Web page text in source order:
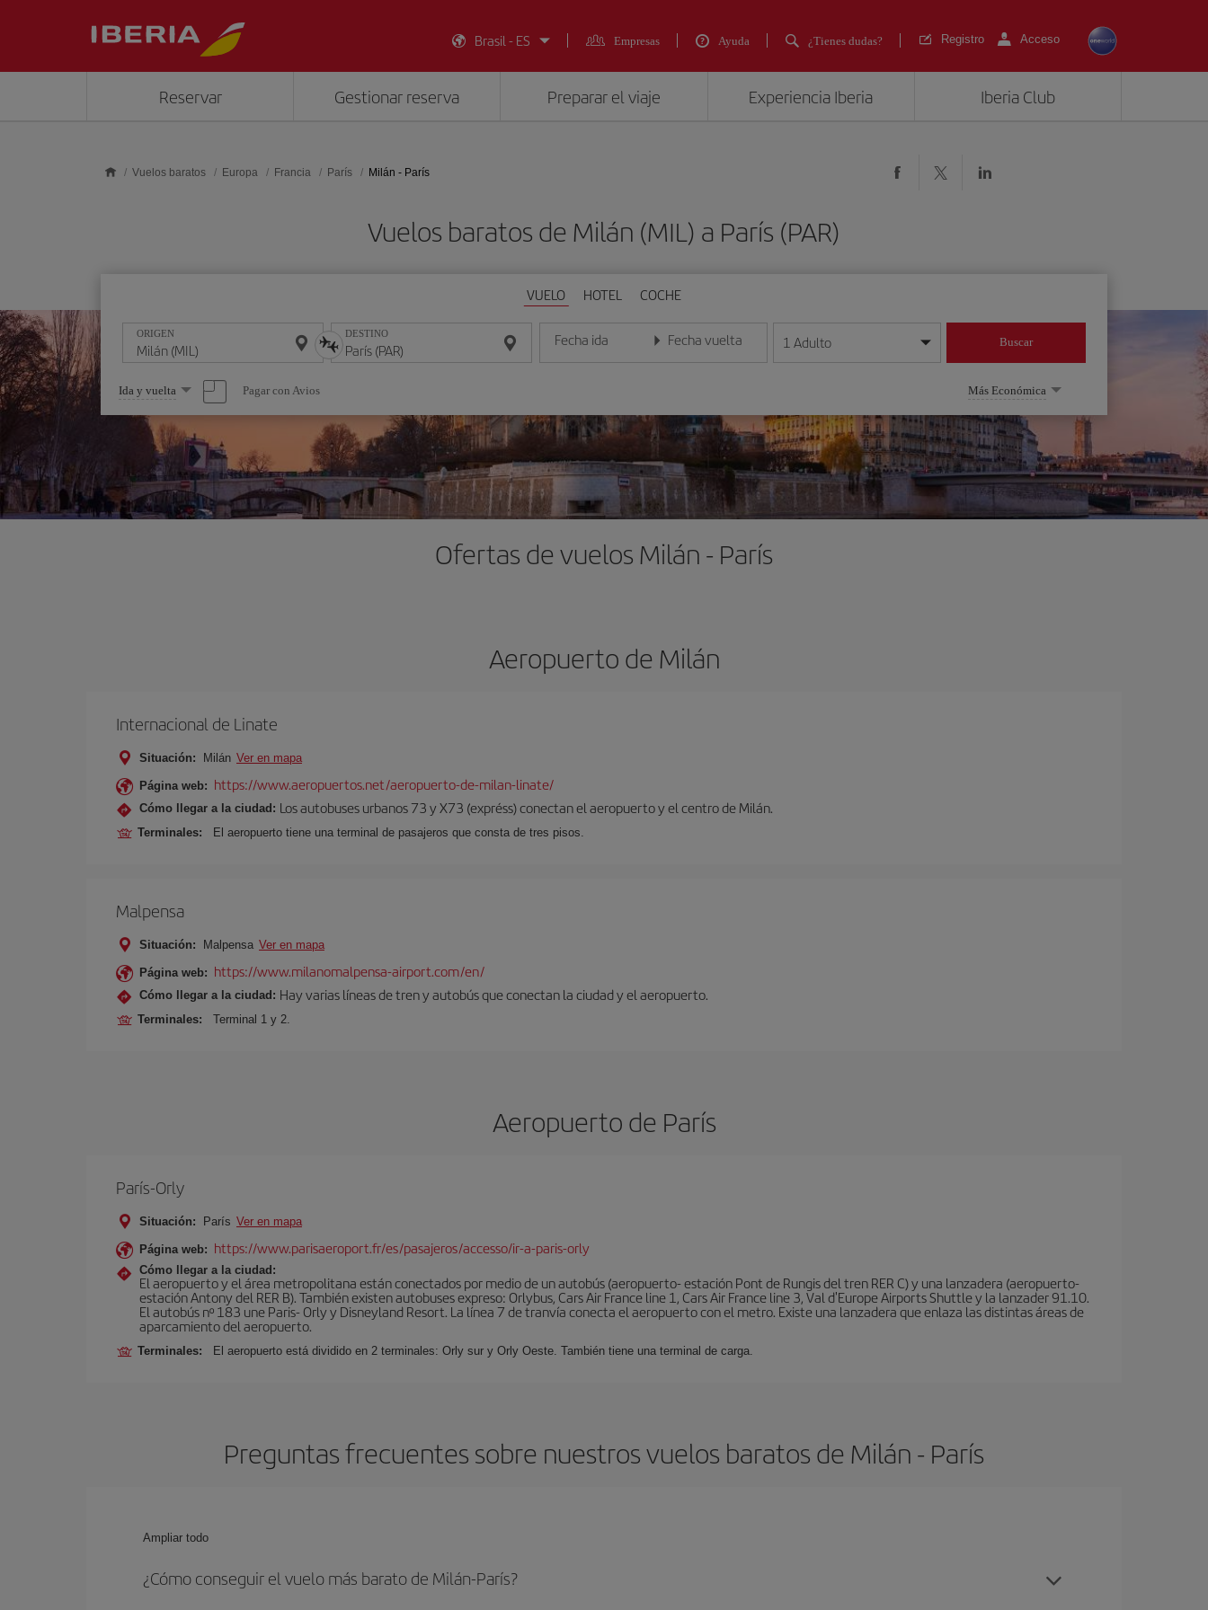
Brasil - ES
Empresas Ayuda ¿Tienes dudas? Registro Acceso
Reservar Gestionar reserva Preparar el viaje Experiencia Iberia Iberia Club
Vuelos baratos Europa Francia París Milán - París
Vuelos baratos de Milán (MIL) a París (PAR)
VUELO HOTEL COCHE
ORIGEN DESTINO Fecha ida
Introduce la fecha en formato día/mes/año
Fecha vuelta
Introduce la fecha en formato día/mes/año
1 Adulto Buscar
Seleccione
una
opción
Ida y vuelta Pagar con Avios Más Económica
Ofertas de vuelos Milán - París
Aeropuerto de Milán
Internacional de Linate
Situación: Milán Ver en mapa
Página web: https://www.aeropuertos.net/aeropuerto-de-milan-linate/
Cómo llegar a la ciudad: Los autobuses urbanos 73 y X73 (expréss) conectan el aeropuerto y el centro de Milán.
Terminales: El aeropuerto tiene una terminal de pasajeros que consta de tres pisos.
Malpensa
Situación: Malpensa Ver en mapa
Página web: https://www.milanomalpensa-airport.com/en/
Cómo llegar a la ciudad: Hay varias líneas de tren y autobús que conectan la ciudad y el aeropuerto.
Terminales: Terminal 1 y 2.
Aeropuerto de París
París-Orly
Situación: París Ver en mapa
Página web: https://www.parisaeroport.fr/es/pasajeros/accesso/ir-a-paris-orly
Cómo llegar a la ciudad:
El aeropuerto y el área metropolitana están conectados por medio de un autobús (aeropuerto- estación Pont de Rungis del tren RER C) y una lanzadera (aeropuerto-
estación Antony del RER B). También existen autobuses expreso: Orlybus, Cars Air France line 1, Cars Air France line 3, Val d'Europe Airports Shuttle y la lanzader 91.10.
El autobús nº 183 une Paris- Orly y Disneyland Resort. La línea 7 de tranvía conecta el aeropuerto con el metro. Existe una lanzadera que enlaza las distintas áreas de
aparcamiento del aeropuerto.
Terminales: El aeropuerto está dividido en 2 terminales: Orly sur y Orly Oeste. También tiene una terminal de carga.
Preguntas frecuentes sobre nuestros vuelos baratos de Milán - París
Ampliar todo
¿Cómo conseguir el vuelo más barato de Milán-París?